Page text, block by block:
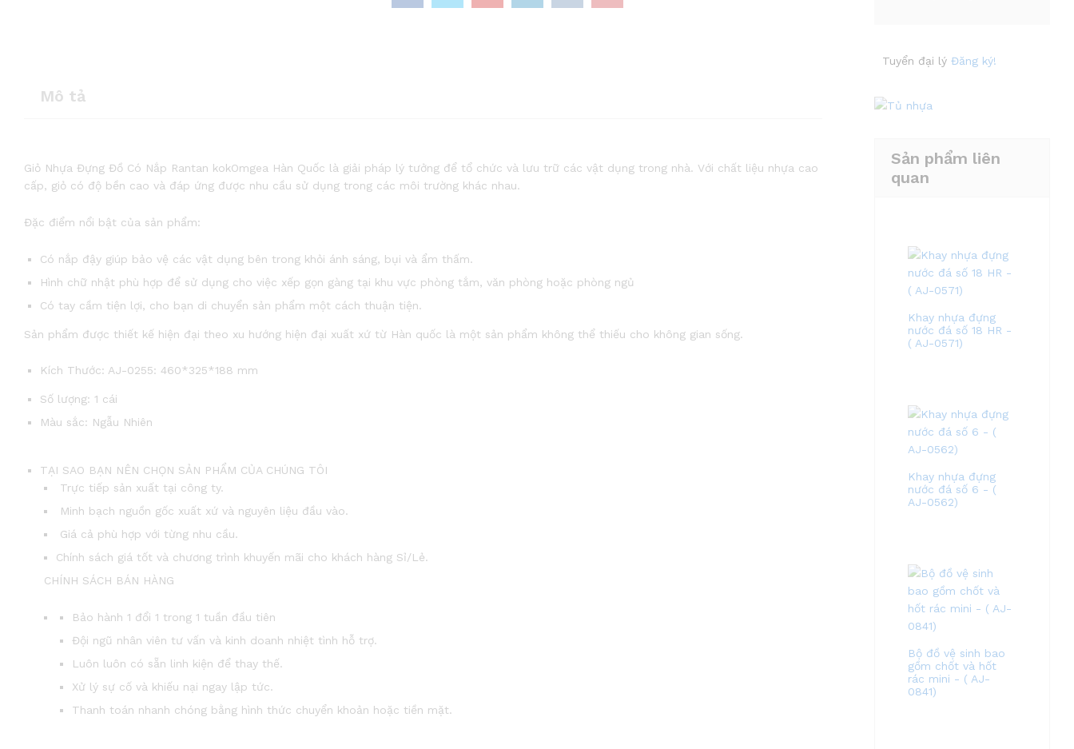
Mô tả
Giỏ Nhựa Đựng Đồ Có Nắp Rantan kokOmgea Hàn Quốc là giải pháp lý tưởng để tổ chức và lưu trữ các vật dụng trong nhà. Với chất liệu nhựa cao
cấp, giỏ có độ bền cao và đáp ứng được nhu cầu sử dụng trong các môi trường khác nhau.
Đặc điểm nổi bật của sản phẩm:
Có nắp đậy giúp bảo vệ các vật dụng bên trong khỏi ánh sáng, bụi và ẩm thấm.
Hình chữ nhật phù hợp để sử dụng cho việc xếp gọn gàng tại khu vực phòng tắm, văn phòng hoặc phòng ngủ
Có tay cầm tiện lợi, cho bạn di chuyển sản phẩm một cách thuận tiện.
Sản phẩm được thiết kế hiện đại theo xu hướng hiện đại xuất xứ từ Hàn quốc là một sản phẩm không thể thiếu cho không gian sống.
Kích Thước: AJ-0255: 460*325*188 mm
Số lượng: 1 cái
Màu sắc: Ngẫu Nhiên
TẠI SAO BẠN NÊN CHỌN SẢN PHẨM CỦA CHÚNG TÔI
Trực tiếp sản xuất tại công ty.
Minh bạch nguồn gốc xuất xứ và nguyên liệu đầu vào.
Giá cả phù hợp với từng nhu cầu.
Chính sách giá tốt và chương trình khuyến mãi cho khách hàng Sỉ/Lẻ.
CHÍNH SÁCH BÁN HÀNG
Bảo hành 1 đổi 1 trong 1 tuần đầu tiên
Đội ngũ nhân viên tư vấn và kinh doanh nhiệt tình hỗ trợ.
Luôn luôn có sẵn linh kiện để thay thế.
Xử lý sự cố và khiếu nại ngay lập tức.
Thanh toán nhanh chóng bằng hình thức chuyển khoản hoặc tiền mặt.
Tuyển đại lýĐăng ký!
Sản phẩm liên
quan
Khay nhựa đựng
nước đá số 18 HR -
( AJ-0571)
Khay nhựa đựng
nước đá số 6 - (
AJ-0562)
Bộ đồ vệ sinh bao
gồm chốt và hốt
rác mini - ( AJ-
0841)